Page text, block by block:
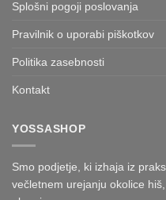
Splošni pogoji poslovanja
Pravilnik o uporabi piškotkov
Politika zasebnosti
Kontakt
YOSSASHOP
Smo podjetje, ki izhaja iz
večletnem urejanju okolice